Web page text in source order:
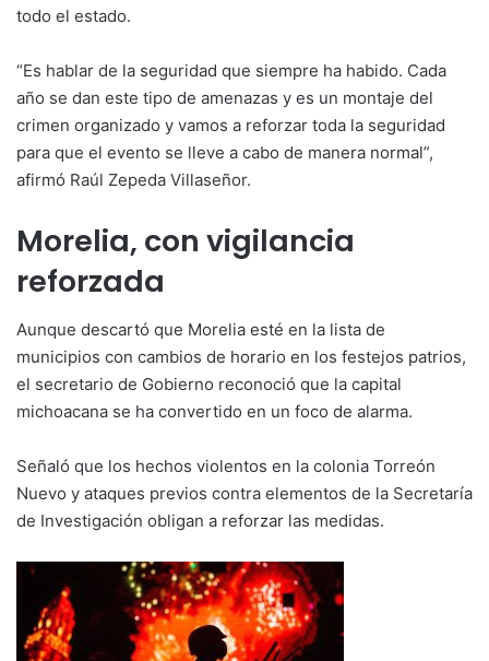
todo el estado.
“Es hablar de la seguridad que siempre ha habido. Cada
año se dan este tipo de amenazas y es un montaje del
crimen organizado y vamos a reforzar toda la seguridad
para que el evento se lleve a cabo de manera normal”,
afirmó Raúl Zepeda Villaseñor.
Morelia, con vigilancia
reforzada
Aunque descartó que Morelia esté en la lista de
municipios con cambios de horario en los festejos patrios,
el secretario de Gobierno reconoció que la capital
michoacana se ha convertido en un foco de alarma.
Señaló que los hechos violentos en la colonia Torreón
Nuevo y ataques previos contra elementos de la Secretaría
de Investigación obligan a reforzar las medidas.